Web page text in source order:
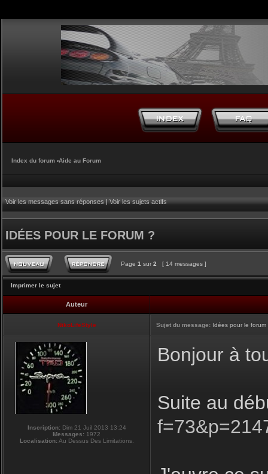
Index du forum ‹Aide au Forum
Voir les messages sans réponses|Voir les sujets actifs
IDÉES POUR LE FORUM ?
Page 1 sur 2 [ 14 messages ]
Imprimer le sujet
Auteur
NikoLifeStyle Sujet du message: Idées pour le forum
Inscription:Dim 21 Juil 2013 13:24
Messages: 1972
Localisation:Au Dessus Des Limitations.
Bonjour à
Suite au